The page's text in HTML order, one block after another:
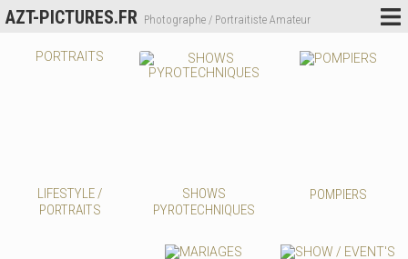
AZT-PICTURES.FR Photographe / Portraitiste Amateur
LIFESTYLE /
PORTRAITS
SHOWS
PYROTECHNIQUES
POMPIERS